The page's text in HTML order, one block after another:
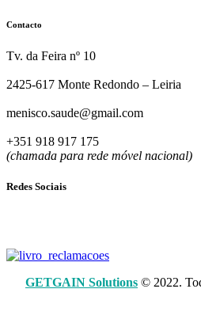
Contacto
Tv. da Feira nº 10
2425-617 Monte Redondo – Leiria
menisco.saude@gmail.com
+351 918 917 175
(chamada para rede móvel nacional)
Redes Sociais
GETGAIN Solutions © 2022.